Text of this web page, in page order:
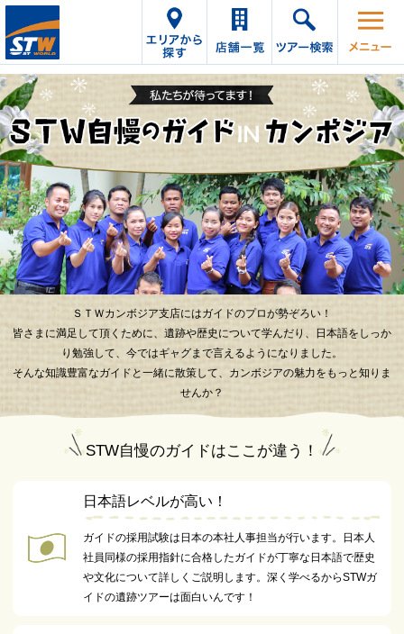
ＳＴＷカンボジア支店にはガイドのプロが勢ぞろい！
皆さまに満足して頂くために、遺跡や歴史について学んだり、日本語をしっか
り勉強して、今ではギャグまで言えるようになりました。
そんな知識豊富なガイドと一緒に散策して、カンボジアの魅力をもっと知りま
せんか？
STW自慢のガイドはここが違う！
日本語レベルが高い！
ガイドの採用試験は日本の本社人事担当が行います。日本人
社員同様の採用指針に合格したガイドが丁寧な日本語で歴史
や文化について詳しくご説明します。深く学べるからSTWガ
イドの遺跡ツアーは面白いんです！